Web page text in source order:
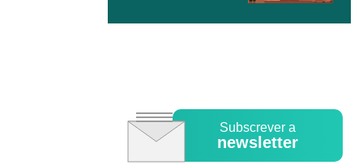
Subscrever a
newsletter